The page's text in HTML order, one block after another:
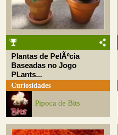
Plantas de PelÃºcia
Baseadas no Jogo
PLants...
Curiosidades
Pipoca de Bits